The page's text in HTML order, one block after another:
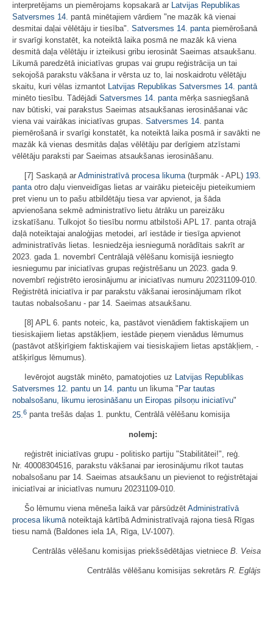
interpretējams un piemērojams kopsakarā ar Latvijas Republikas
Satversmes 14. pantā minētajiem vārdiem "ne mazāk kā vienai
desmitai daļai vēlētāju ir tiesība". Satversmes 14. pantapiemērošanā
ir svarīgi konstatēt, ka noteiktā laika posmā ne mazāk kā viena
desmitā daļa vēlētāju ir izteikusi gribu ierosināt Saeimas atsaukšanu.
Likumā paredzētā iniciatīvas grupas vai grupu reģistrācija un tai
sekojošā parakstu vākšana ir vērsta uz to, lai noskaidrotu vēlētāju
skaitu, kuri vēlas izmantot Latvijas Republikas Satversmes 14. pantā
minēto tiesību. Tādējādi Satversmes 14. pantamērķa sasniegšanā
nav būtiski, vai parakstus Saeimas atsaukšanas ierosināšanai vāc
viena vai vairākas iniciatīvas grupas. Satversmes 14. panta
piemērošanā ir svarīgi konstatēt, ka noteiktā laika posmā ir savākti ne
mazāk kā vienas desmitās daļas vēlētāju par derīgiem atzīstami
vēlētāju paraksti par Saeimas atsaukšanas ierosināšanu.
[7] Saskaņā ar Administratīvā procesa likuma(turpmāk - APL) 193.
pantaotro daļu vienveidīgas lietas ar vairāku pieteicēju pieteikumiem
pret vienu un to pašu atbildētāju tiesa var apvienot, ja šāda
apvienošana sekmē administratīvo lietu ātrāku un pareizāku
izskatīšanu. Tulkojot šo tiesību normu atbilstoši APL 17. panta otrajā
daļā noteiktajai analoģijas metodei, arī iestāde ir tiesīga apvienot
administratīvās lietas. Iesniedzēja iesniegumā norādītais sakrīt ar
2023. gada 1. novembrī Centrālajā vēlēšanu komisijā iesniegto
iesniegumu par iniciatīvas grupas reģistrēšanu un 2023. gada 9.
novembrī reģistrēto ierosinājumu ar iniciatīvas numuru 20231109-010.
Reģistrētā iniciatīva ir par parakstu vākšanai ierosinājumam rīkot
tautas nobalsošanu - par 14. Saeimas atsaukšanu.
[8] APL 6. pants noteic, ka, pastāvot vienādiem faktiskajiem un
tiesiskajiem lietas apstākļiem, iestāde pieņem vienādus lēmumus
(pastāvot atšķirīgiem faktiskajiem vai tiesiskajiem lietas apstākļiem, -
atšķirīgus lēmumus).
Ievērojot augstāk minēto, pamatojoties uz Latvijas Republikas
Satversmes 12. pantu un 14. pantu un likuma " Par tautas
nobalsošanu, likumu ierosināšanu un Eiropas pilsoņu iniciatīvu"
25. 6 panta trešās daļas 1. punktu, Centrālā vēlēšanu komisija
nolemj:
reģistrēt iniciatīvas grupu - politisko partiju "Stabilitātei!", reģ.
Nr. 40008304516, parakstu vākšanai par ierosinājumu rīkot tautas
nobalsošanu par 14. Saeimas atsaukšanu un pievienot to reģistrētajai
iniciatīvai ar iniciatīvas numuru 20231109-010.
Šo lēmumu viena mēneša laikā var pārsūdzēt Administratīvā
procesa likumā noteiktajā kārtībā Administratīvajā rajona tiesā Rīgas
tiesu namā (Baldones iela 1A, Rīga, LV-1007).
Centrālās vēlēšanu komisijas priekšsēdētājas vietniece B. Veisa
Centrālās vēlēšanu komisijas sekretārs R. Eglājs